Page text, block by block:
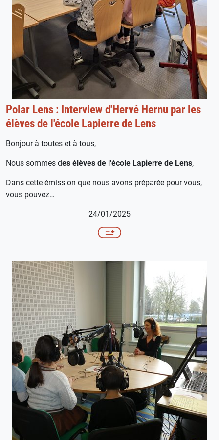
Polar Lens : Interview d'Hervé Hernu par les
élèves de l'école Lapierre de Lens
Bonjour à toutes et à tous,
Nous sommes des élèves de l'école Lapierre de Lens,
Dans cette émission que nous avons préparée pour vous,
vous pouvez…
24/01/2025